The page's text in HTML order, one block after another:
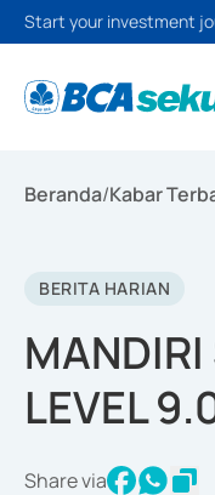
Start your investment
Beranda/Kabar
BERITA HARIAN
MANDIRI
LEVEL
Share via